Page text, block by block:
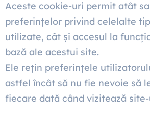
Aceste cookie-uri permit atât
preferințelor privind celelalte
utilizate, cât și accesul la
bază ale acestui site.
Ele rețin preferințele
astfel încât să nu fie nevoie să
fiecare dată când vizitează